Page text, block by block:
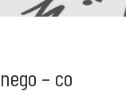
– co